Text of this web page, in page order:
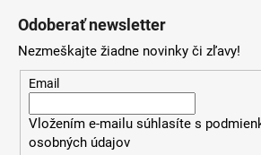
Odoberať newsletter
Nezmeškajte žiadne novinky či zľavy!
Email
Vložením e-mailu súhlasíte s
osobných údajov